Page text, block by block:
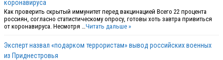
коронавируса
Как проверить скрытый иммунитет перед вакцинацией Всего 22 процента
россиян, согласно статистическому опросу, готовы хоть завтра привиться
от коронавируса. Несмотря … Читать дальше »
Эксперт назвал «подарком террористам» вывод российских военных
из Приднестровья